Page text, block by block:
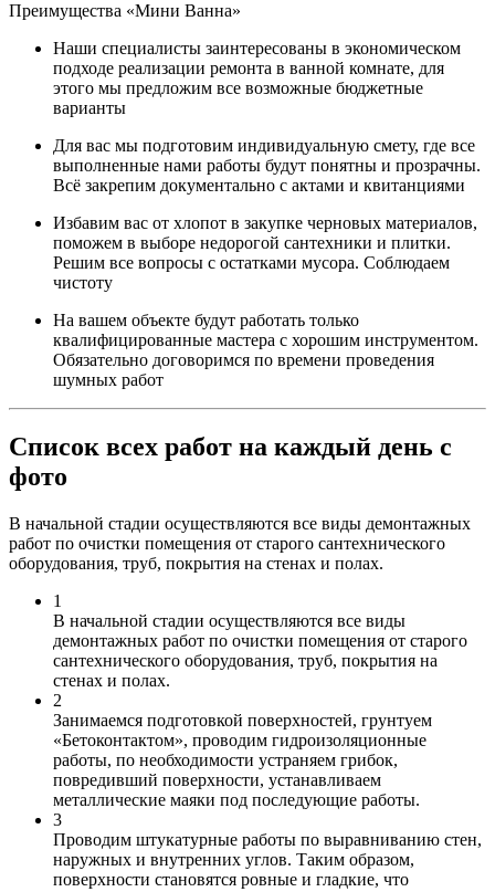
Преимущества «Мини Ванна»
Наши специалисты заинтересованы в экономическом
подходе реализации ремонта в ванной комнате, для
этого мы предложим все возможные бюджетные
варианты
Для вас мы подготовим индивидуальную смету, где все
выполненные нами работы будут понятны и прозрачны.
Всё закрепим документально с актами и квитанциями
Избавим вас от хлопот в закупке черновых материалов,
поможем в выборе недорогой сантехники и плитки.
Решим все вопросы с остатками мусора. Соблюдаем
чистоту
На вашем объекте будут работать только
квалифицированные мастера с хорошим инструментом.
Обязательно договоримся по времени проведения
шумных работ
Список всех работ на каждый день с
фото
В начальной стадии осуществляются все виды демонтажных
работ по очистки помещения от старого сантехнического
оборудования, труб, покрытия на стенах и полах.
1
В начальной стадии осуществляются все виды
демонтажных работ по очистки помещения от старого
сантехнического оборудования, труб, покрытия на
стенах и полах.
2
Занимаемся подготовкой поверхностей, грунтуем
«Бетоконтактом», проводим гидроизоляционные
работы, по необходимости устраняем грибок,
повредивший поверхности, устанавливаем
металлические маяки под последующие работы.
3
Проводим штукатурные работы по выравниванию стен,
наружных и внутренних углов. Таким образом,
поверхности становятся ровные и гладкие, что